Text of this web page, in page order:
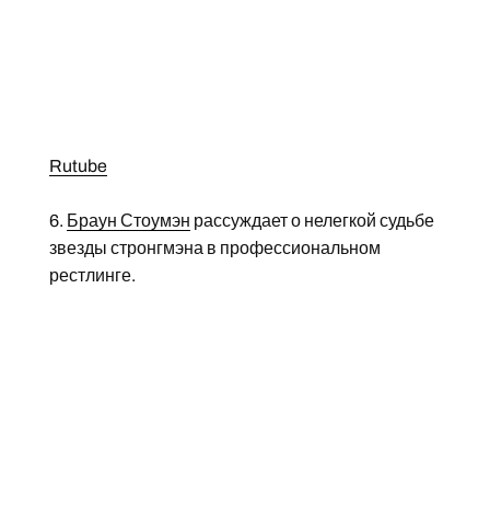
Rutube
6. Браун Стоумэн рассуждает о нелегкой судьбе
звезды стронгмэна в профессиональном
рестлинге.